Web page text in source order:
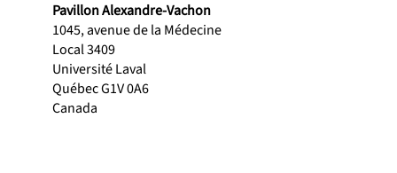
Pavillon Alexandre-Vachon
1045, avenue de la Médecine
Local 3409
Université Laval
Québec G1V 0A6
Canada